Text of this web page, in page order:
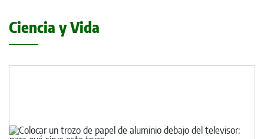
Ciencia y Vida